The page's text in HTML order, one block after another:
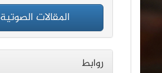
المقالات الصوتية
روابط